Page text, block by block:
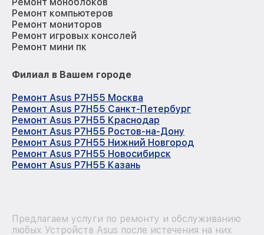
Ремонт компьютеров
Ремонт мониторов
Ремонт игровых консолей
Ремонт мини пк
Филиал в Вашем городе
Ремонт Asus P7H55 Москва
Ремонт Asus P7H55 Санкт-Петербург
Ремонт Asus P7H55 Краснодар
Ремонт Asus P7H55 Ростов-на-Дону
Ремонт Asus P7H55 Нижний Новгород
Ремонт Asus P7H55 Новосибирск
Ремонт Asus P7H55 Казань
Предлагаем услуги по ремонту и обслуживанию
любых Устройств Asus после истечения на них